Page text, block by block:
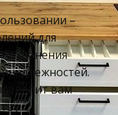
–
для
хранения
вам